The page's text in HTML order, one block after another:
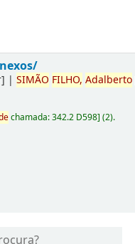
|SIMÃO FILHO, Adalberto
chamada:342.2 D598](2).